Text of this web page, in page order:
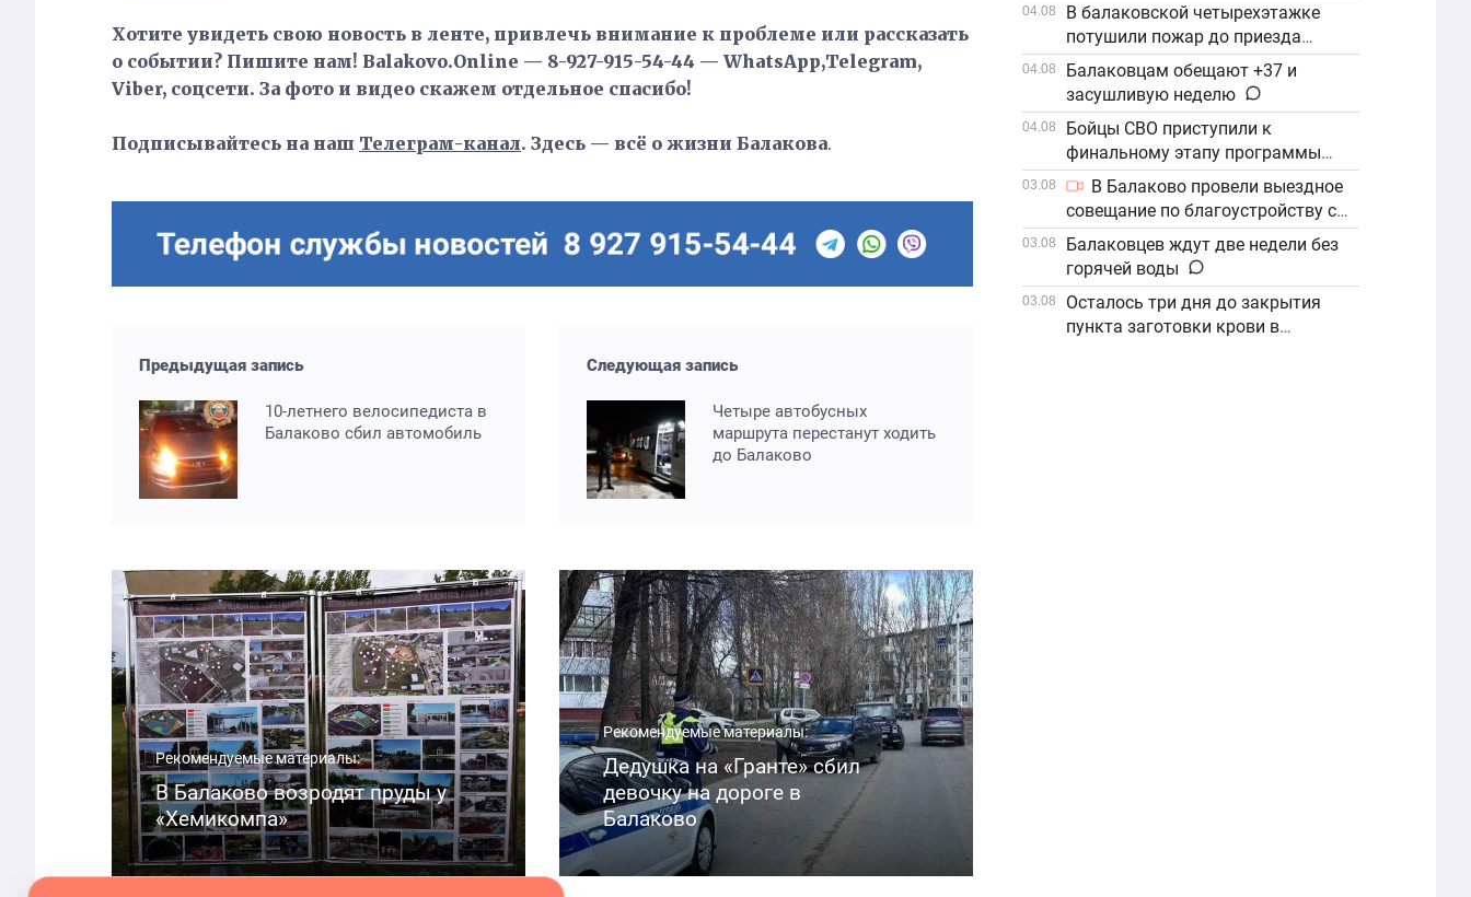
Хотите увидеть свою новость в ленте, привлечь внимание к проблеме или рассказать
о событии? Пишите нам! Balakovo.Online — 8-927-915-54-44 — WhatsApp,Telegram,
Viber, соцсети. За фото и видео скажем отдельное спасибо!
Подписывайтесь на наш Телеграм-канал. Здесь — всё о жизни Балакова.
Предыдущая запись
10-летнего велосипедиста в
Балаково сбил автомобиль
Следующая запись
Четыре автобусных
маршрута перестанут ходить
до Балаково
Рекомендуемые материалы:
В Балаково возродят пруды у
«Хемикомпа»
Рекомендуемые материалы:
Дедушка на «Гранте» сбил
девочку на дороге в
Балаково
04.08
В балаковской четырехэтажке
потушили пожар до приезда
огнеборцев
04.08
Балаковцам обещают +37 и
засушливую неделю
04.08
Бойцы СВО приступили к
финальному этапу программы
«Наши Герои»
03.08
В Балаково провели выездное
совещание по благоустройству с
участием компании «ФосАгро»
03.08
Балаковцев ждут две недели без
горячей воды
03.08
Осталось три дня до закрытия
пункта заготовки крови в